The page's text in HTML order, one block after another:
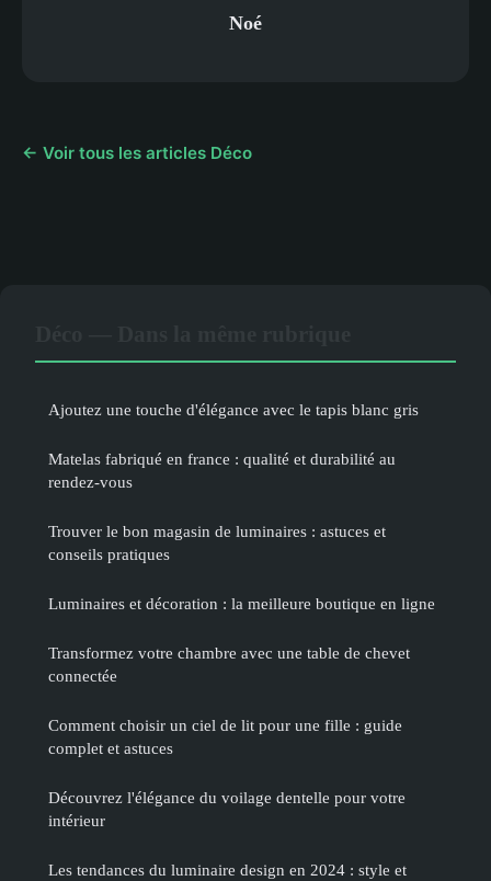
Noé
← Voir tous les articles Déco
Ajoutez une touche d'élégance avec le tapis blanc gris
Matelas fabriqué en france : qualité et durabilité au
rendez-vous
Trouver le bon magasin de luminaires : astuces et
conseils pratiques
Luminaires et décoration : la meilleure boutique en ligne
Transformez votre chambre avec une table de chevet
connectée
Comment choisir un ciel de lit pour une fille : guide
complet et astuces
Découvrez l'élégance du voilage dentelle pour votre
intérieur
Les tendances du luminaire design en 2024 : style et